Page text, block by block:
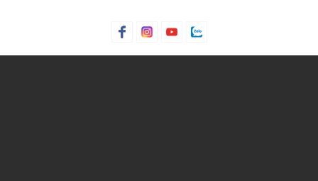
Bột ngô Bột Talc
C&K
C&K Việt Nam Cacao
Calvin Klein